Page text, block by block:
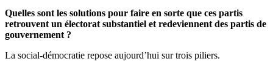
Quelles sont les solutions pour faire en sorte que ces partis
retrouvent un électorat substantiel et redeviennent des partis de
gouvernement ?
La social-démocratie repose aujourd’hui sur trois piliers.